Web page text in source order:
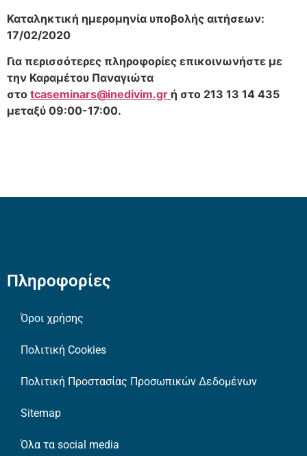
Καταληκτική ημερομηνία υποβολής αιτήσεων:
17/02/2020
Για περισσότερες πληροφορίες επικοινωνήστε με
την Καραμέτου Παναγιώτα
στο tcaseminars@inedivim.gr ή στο 213 13 14 435
μεταξύ 09:00-17:00.
Πληροφορίες
Όροι χρήσης
Πολιτική Cookies
Πολιτική Προστασίας Προσωπικών Δεδομένων
Sitemap
Όλα τα social media